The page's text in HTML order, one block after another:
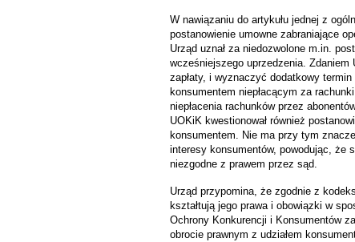
W nawiązaniu do artykułu jednej z
postanowienie umowne zabraniające
Urząd uznał za niedozwolone m.in.
wcześniejszego uprzedzenia. Zdaniem
zapłaty, i wyznaczyć dodatkowy
konsumentem niepłacącym za
niepłacenia rachunków przez
UOKiK kwestionował również
konsumentem. Nie ma przy tym
interesy konsumentów, powodując, że
niezgodne z prawem przez sąd.
Urząd przypomina, że zgodnie z
kształtują jego prawa i obowiązki w
Ochrony Konkurencji i Konsumentów
obrocie prawnym z udziałem